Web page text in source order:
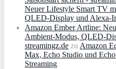
Neuer Lifestyle Smart TV
QLED‑Display und
Amazon Ember Artline:
Ambient‑Modus,
streamingz.de zuAmazon
Max, Echo Studio und
Streaming